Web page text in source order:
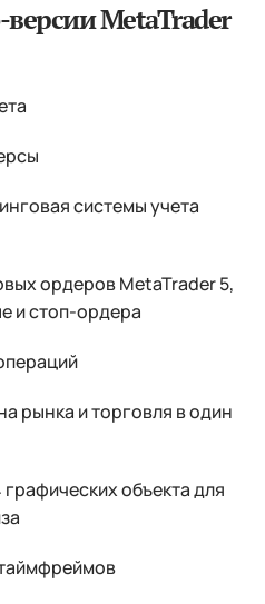
MetaTrader
системы учета
ордеров MetaTrader 5,
и стоп-ордера
рынка и торговля в один
объекта для